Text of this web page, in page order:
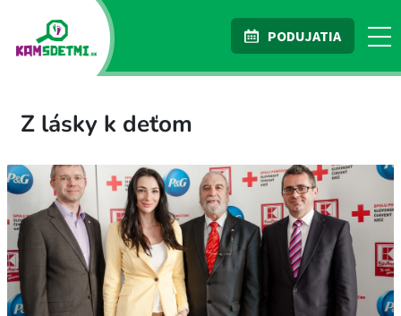
PODUJATIA
Z lásky k deťom